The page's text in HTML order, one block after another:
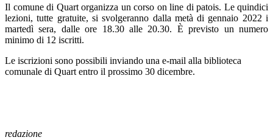
Il comune di Quart organizza un corso on line di patois. Le quindici
lezioni, tutte gratuite, si svolgeranno dalla metà di gennaio 2022 i
martedì sera, dalle ore 18.30 alle 20.30. È previsto un numero
minimo di 12 iscritti.
Le iscrizioni sono possibili inviando una e-mail alla biblioteca
comunale di Quart entro il prossimo 30 dicembre.
redazione